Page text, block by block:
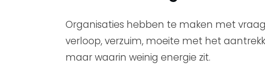
Organisaties hebben te maken met
verloop, verzuim, moeite met het
maar waarin weinig energie zit.